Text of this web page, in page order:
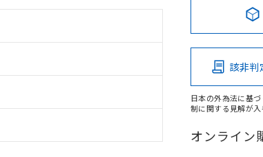
該非判
日本の外為法に基
制に関する見解が入
オンライン